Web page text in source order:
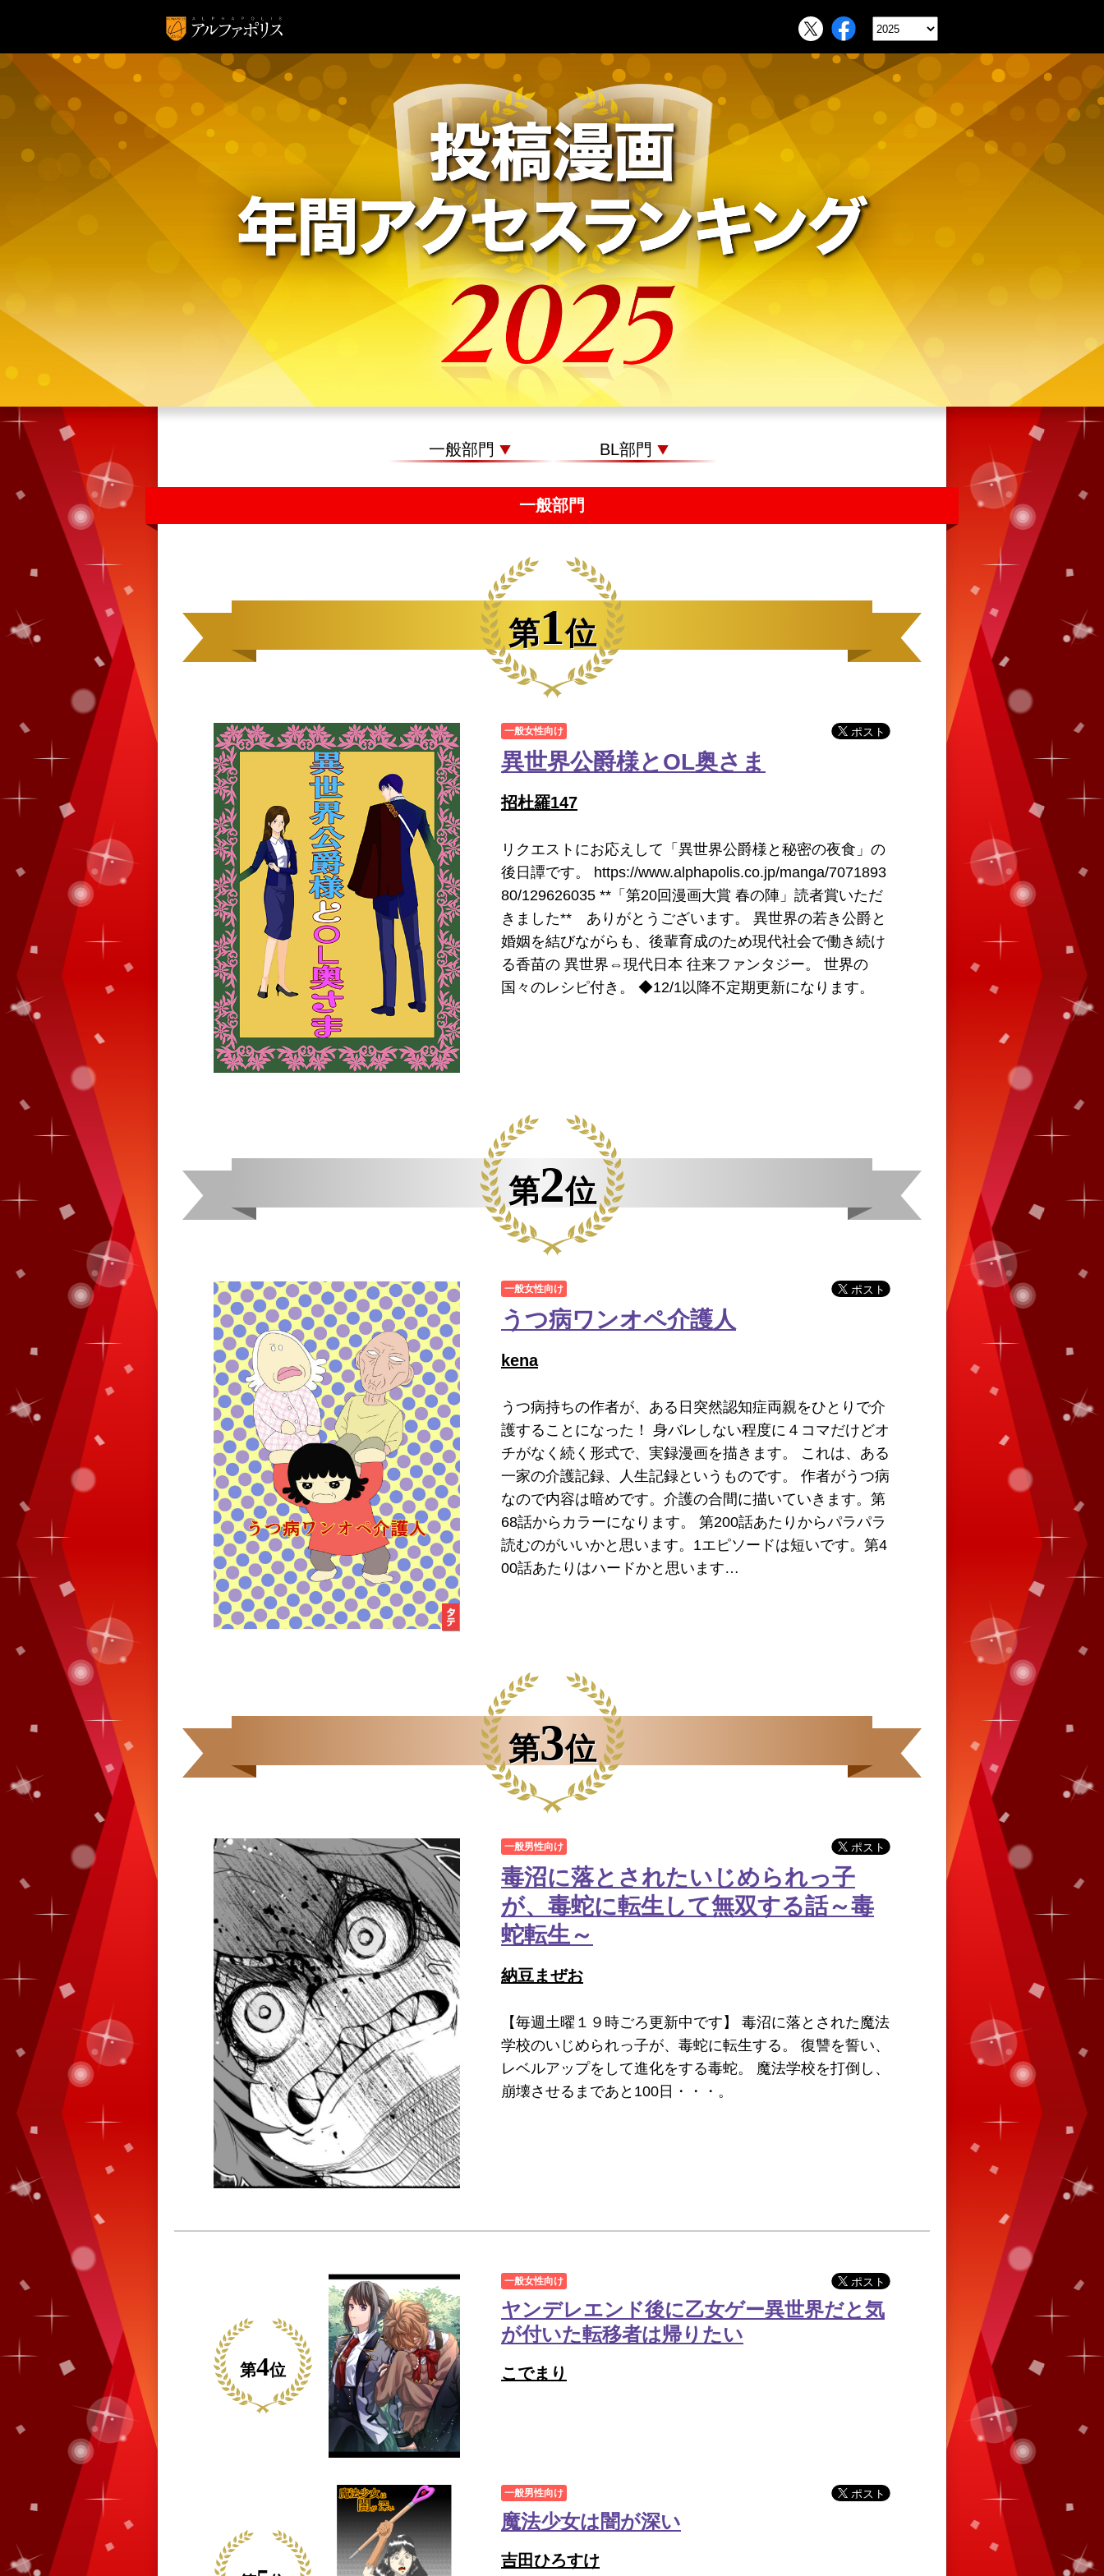
一般部門 BL部門
一般部門
第1位
一般女性向け
異世界公爵様とOL奥さま
招杜羅147
リクエストにお応えして「異世界公爵様と秘密の夜食」の
後日譚です。 https://www.alphapolis.co.jp/manga/7071893
80/129626035 **「第20回漫画大賞 春の陣」読者賞いただ
きました** ありがとうございます。 異世界の若き公爵と
婚姻を結びながらも、後輩育成のため現代社会で働き続け
る香苗の 異世界⇔現代日本 往来ファンタジー。 世界の
国々のレシピ付き。 ◆12/1以降不定期更新になります。
第2位
一般女性向け
うつ病ワンオペ介護人
kena
うつ病持ちの作者が、ある日突然認知症両親をひとりで介
護することになった！ 身バレしない程度に４コマだけどオ
チがなく続く形式で、実録漫画を描きます。 これは、ある
一家の介護記録、人生記録というものです。 作者がうつ病
なので内容は暗めです。介護の合間に描いていきます。第
68話からカラーになります。 第200話あたりからパラパラ
読むのがいいかと思います。1エピソードは短いです。第4
00話あたりはハードかと思います…
第3位
一般男性向け
毒沼に落とされたいじめられっ子
が、毒蛇に転生して無双する話～毒
蛇転生～
納豆まぜお
【毎週土曜１９時ごろ更新中です】 毒沼に落とされた魔法
学校のいじめられっ子が、毒蛇に転生する。 復讐を誓い、
レベルアップをして進化をする毒蛇。 魔法学校を打倒し、
崩壊させるまであと100日・・・。
第4位
一般女性向け
ヤンデレエンド後に乙女ゲー異世界だと気
が付いた転移者は帰りたい
こでまり
一般男性向け
魔法少女は闇が深い
吉田ひろすけ